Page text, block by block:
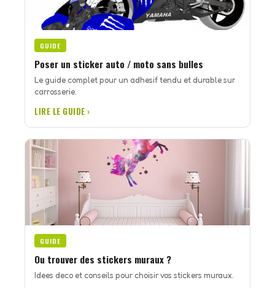
GUIDE
Poser un sticker auto / moto sans bulles
Le guide complet pour un adhesif tendu et durable sur
carrosserie.
LIRE LE GUIDE ›
GUIDE
Ou trouver des stickers muraux ?
Idees deco et conseils pour choisir vos stickers muraux.